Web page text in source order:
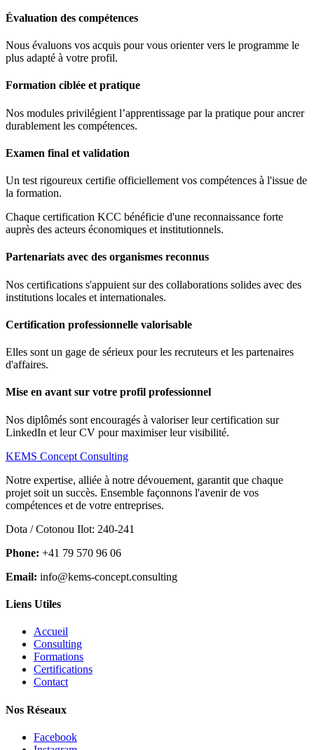
Évaluation des compétences
Nous évaluons vos acquis pour vous orienter vers le programme le
plus adapté à votre profil.
Formation ciblée et pratique
Nos modules privilégient l’apprentissage par la pratique pour ancrer
durablement les compétences.
Examen final et validation
Un test rigoureux certifie officiellement vos compétences à l'issue de
la formation.
Chaque certification KCC bénéficie d'une reconnaissance forte
auprès des acteurs économiques et institutionnels.
Partenariats avec des organismes reconnus
Nos certifications s'appuient sur des collaborations solides avec des
institutions locales et internationales.
Certification professionnelle valorisable
Elles sont un gage de sérieux pour les recruteurs et les partenaires
d'affaires.
Mise en avant sur votre profil professionnel
Nos diplômés sont encouragés à valoriser leur certification sur
LinkedIn et leur CV pour maximiser leur visibilité.
KEMS Concept Consulting
Notre expertise, alliée à notre dévouement, garantit que chaque
projet soit un succès. Ensemble façonnons l'avenir de vos
compétences et de votre entreprises.
Dota / Cotonou Ilot: 240-241
Phone: +41 79 570 96 06
Email: info@kems-concept.consulting
Liens Utiles
Accueil
Consulting
Formations
Certifications
Contact
Nos Réseaux
Facebook